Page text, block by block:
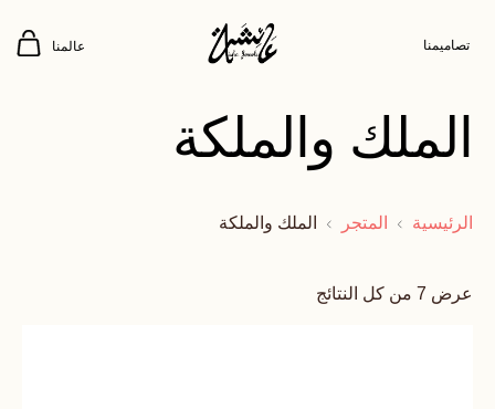
تصاميمنا عالمنا
الملك والملكة
الرئيسية المتجر الملك والملكة
عرض ⁦7⁩ من كل النتائج